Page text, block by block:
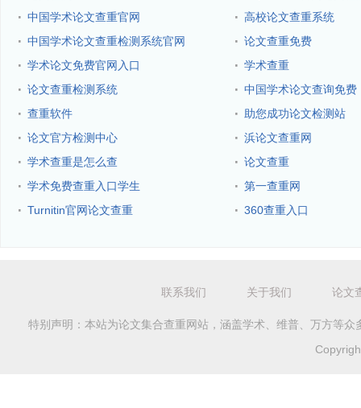
· 中国学术论文查重官网 · 高校论文查重系统
· 中国学术论文查重检测系统官网 · 论文查重免费
· 学术论文免费官网入口 · 学术查重
· 论文查重检测系统 · 中国学术论文查询免费
· 查重软件 · 助您成功论文检测站
· 论文官方检测中心 · 浜论文查重网
· 学术查重是怎么查 · 论文查重
· 学术免费查重入口学生 · 第一查重网
· Turnitin官网论文查重 · 360查重入口
联系我们 关于我们 论文
特别声明：本站为论文集合查重网站，涵盖学术、维普、万方等